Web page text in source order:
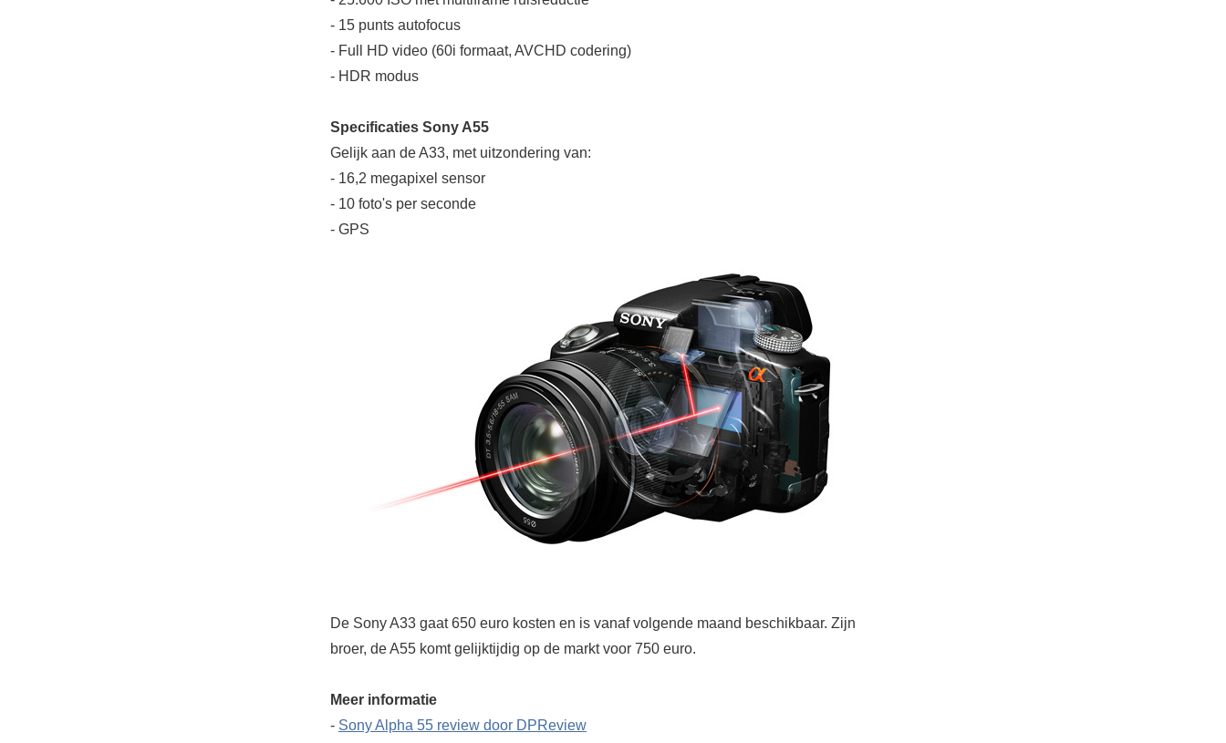
- 15 punts autofocus
- Full HD video (60i formaat, AVCHD codering)
- HDR modus
Specificaties Sony A55
Gelijk aan de A33, met uitzondering van:
- 16,2 megapixel sensor
- 10 foto's per seconde
- GPS
De Sony A33 gaat 650 euro kosten en is vanaf volgende maand beschikbaar. Zijn
broer, de A55 komt gelijktijdig op de markt voor 750 euro.
Meer informatie
- Sony Alpha 55 review door DPReview